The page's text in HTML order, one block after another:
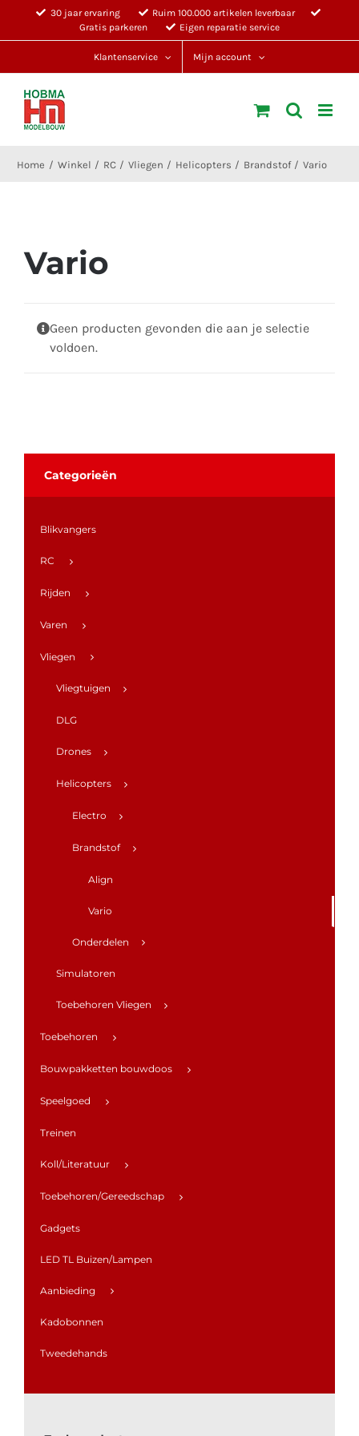
30 jaar ervaring
Ruim 100.000 artikelen leverbaar
Gratis parkeren
Eigen reparatie service
Klantenservice Mijn account
Home Winkel RC Vliegen Helicopters Brandstof Vario
Vario
Geen producten gevonden die aan je selectie
voldoen.
Categorieën
Blikvangers
RC
Rijden
Varen
Vliegen
Vliegtuigen
DLG
Drones
Helicopters
Electro
Brandstof
Align
Vario
Onderdelen
Simulatoren
Toebehoren Vliegen
Toebehoren
Bouwpakketten bouwdoos
Speelgoed
Treinen
Koll/Literatuur
Toebehoren/Gereedschap
Gadgets
LED TL Buizen/Lampen
Aanbieding
Kadobonnen
Tweedehands